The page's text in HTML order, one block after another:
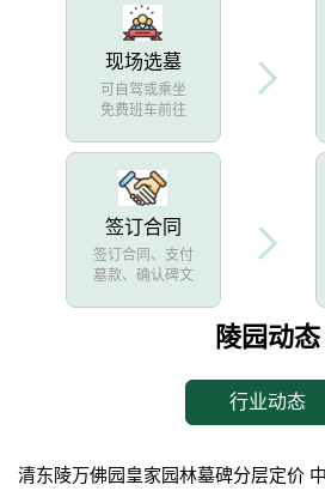
现场选墓
可自驾或乘坐
免费班车前往
签订合同
签订合同、支付
墓款、确认碑文
陵园动态
行业动态